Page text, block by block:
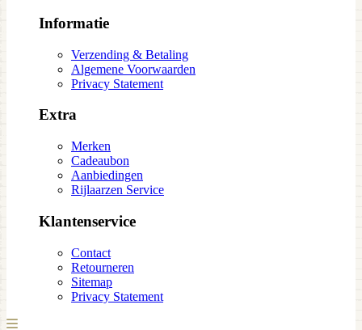
Informatie
Verzending & Betaling
Algemene Voorwaarden
Privacy Statement
Extra
Merken
Cadeaubon
Aanbiedingen
Rijlaarzen Service
Klantenservice
Contact
Retourneren
Sitemap
Privacy Statement